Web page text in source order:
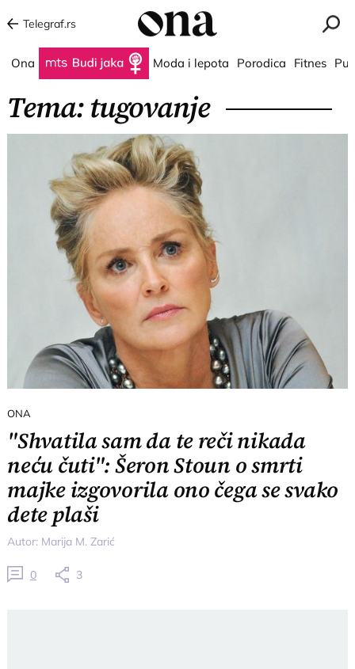
Telegraf.rs
Ona Budi jaka Moda i lepota Porodica Fitnes
Tema: tugovanje
ONA
"Shvatila sam da te reči nikada
neću čuti": Šeron Stoun o smrti
majke izgovorila ono čega se svako
dete plaši
Autor: Marija M. Zarić
0 3